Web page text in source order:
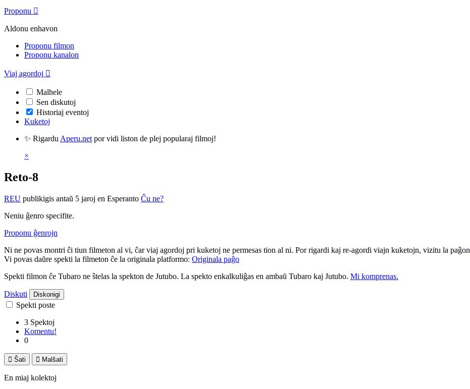
Proponu 
Aldonu enhavon
Proponu filmon
Proponu kanalon
Viaj agordoj 
Malhele
Sen diskutoj
Historiaj eventoj
Kuketoj
✨ Rigardu Aperu.net por vidi liston de plej popularaj filmoj!
×
Reto-8
REU publikigis antaŭ 5 jaroj en Esperanto Ĉu ne?
Neniu ĝenro specifite.
Proponu ĝenrojn
Ni ne povas montri ĉi tiun filmeton al vi, ĉar viaj agordoj pri kuketoj ne permesas tion al ni. Por rigardi kaj re-agordi viajn kuketojn, vizitu la paĝon
Vi povas daŭre spekti la filmeton ĉe la originala platformo: Originala paĝo
Spekti filmon ĉe Tubaro ne ŝtelas la spekton de Jutubo. La spekto enkalkuliĝas en ambaŭ Tubaro kaj Jutubo. Mi komprenas.
Diskuti Diskonigi
Spekti poste
3 Spektoj
Komentu!
0
 Ŝati  Malŝati
En miaj kolektoj